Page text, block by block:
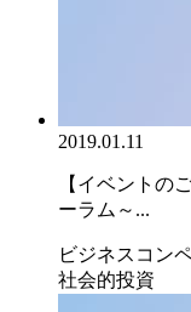
2019.01.11
【イベントの
ーラム～...
ビジネスコン
社会的投資